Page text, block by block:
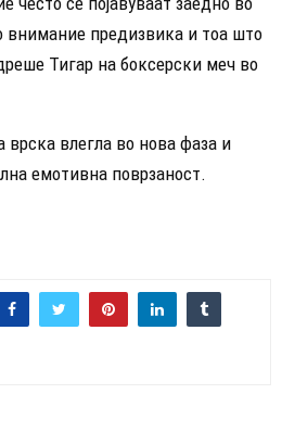
внимание предизвика и тоа што
Тигар на боксерски меч во
влегла во нова фаза и
емотивна поврзаност.